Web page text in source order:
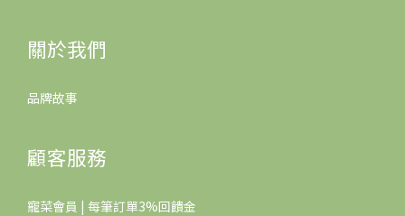
關於我們
品牌故事
顧客服務
寵菜會員 | 每筆訂單3%回饋金